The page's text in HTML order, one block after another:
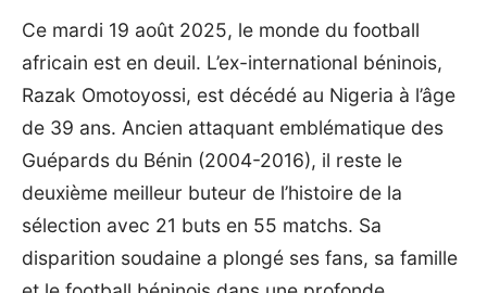
Ce mardi 19 août 2025, le monde du football
africain est en deuil. L’ex-international béninois,
Razak Omotoyossi, est décédé au Nigeria à l’âge
de 39 ans. Ancien attaquant emblématique des
Guépards du Bénin (2004-2016), il reste le
deuxième meilleur buteur de l’histoire de la
sélection avec 21 buts en 55 matchs. Sa
disparition soudaine a plongé ses fans, sa famille